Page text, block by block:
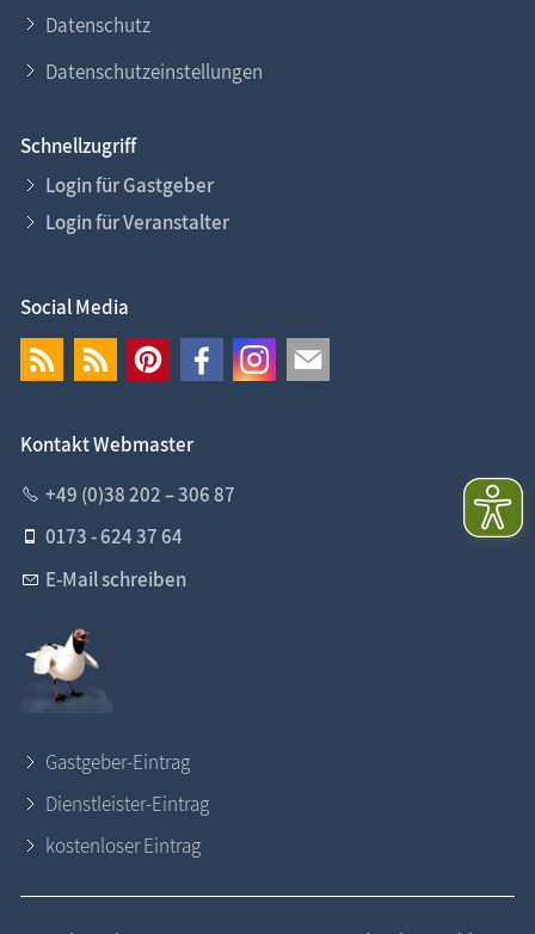
Datenschutz
Datenschutzeinstellungen
Schnellzugriff
Login für Gastgeber
Login für Veranstalter
Social Media
Kontakt Webmaster
+49 (0)38 202 – 306 87
0173 - 624 37 64
E-Mail schreiben
Gastgeber-Eintrag
Dienstleister-Eintrag
kostenloser Eintrag